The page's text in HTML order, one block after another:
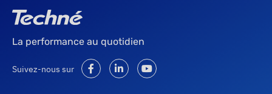
La performance au quotidien
Suivez-nous sur